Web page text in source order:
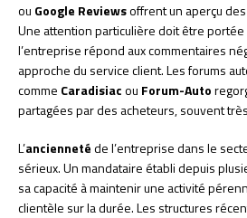
ou Google Reviewsoffrent un aperçu
Une attention particulière doit être
l’entreprise répond aux commentaires
approche du service client. Les forums
comme Caradisiacou Forum-Auto
partagées par des acheteurs, souvent
L’anciennetéde l’entreprise dans le
sérieux. Un mandataire établi depuis
sa capacité à maintenir une activité
clientèle sur la durée. Les structures